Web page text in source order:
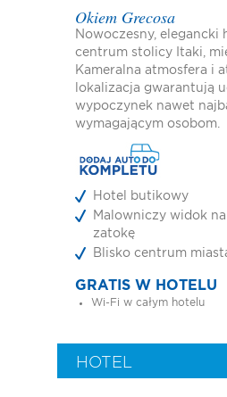
Okiem Grecosa
Nowoczesny, elegancki
centrum stolicy Itaki,
Kameralna atmosfera i
lokalizacja gwarantują
wypoczynek nawet
wymagającym osobom.
Hotel butikowy
Malowniczy widok
zatokę
Blisko centrum
GRATIS W HOTELU
Wi-Fi w całym hotelu
HOTEL